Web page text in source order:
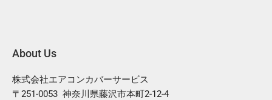
About Us
株式会社エアコンカバーサービス
〒251-0053 神奈川県藤沢市本町2-12-4